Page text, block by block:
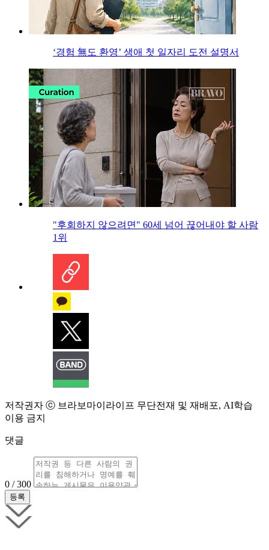
‘경험 無도 환영’ 생애 첫 일자리 도전 설명서
"후회하지 않으려면" 60세 넘어 끊어내야 할 사람
1위
저작권자 ⓒ 브라보마이라이프 무단전재 및 재배포, AI학습
이용 금지
댓글
0 / 300